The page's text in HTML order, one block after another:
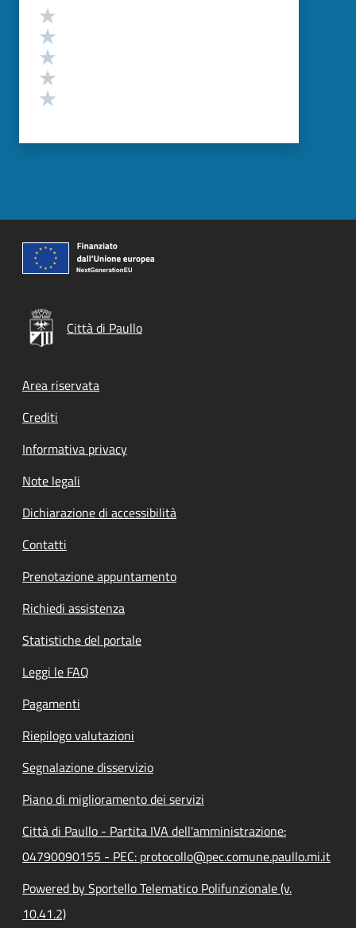
Valutazione
Città di Paullo
Footer menu
Area riservata
Crediti
Informativa privacy
Note legali
Dichiarazione di accessibilità
Contatti
Prenotazione appuntamento
Richiedi assistenza
Statistiche del portale
Leggi le FAQ
Pagamenti
Riepilogo valutazioni
Segnalazione disservizio
Piano di miglioramento dei servizi
Città di Paullo - Partita IVA dell'amministrazione:
04790090155 - PEC: protocollo@pec.comune.paullo.mi.it
Powered by Sportello Telematico Polifunzionale (v.
10.41.2)